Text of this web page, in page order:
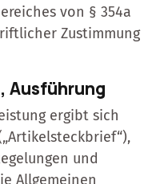
von § 354a
Zustimmung
Ausführung
ergibt sich
und
Allgemeinen